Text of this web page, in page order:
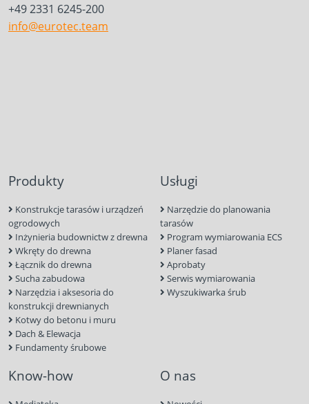
+49 2331 6245-200
info@eurotec.team
Produkty
Konstrukcje tarasów i urządzeń
ogrodowych
Inżynieria budownictw z drewna
Wkręty do drewna
Łącznik do drewna
Sucha zabudowa
Narzędzia i aksesoria do
konstrukcji drewnianych
Kotwy do betonu i muru
Dach & Elewacja
Fundamenty śrubowe
Usługi
Narzędzie do planowania
tarasów
Program wymiarowania ECS
Planer fasad
Aprobaty
Serwis wymiarowania
Wyszukiwarka śrub
Know-how O nas